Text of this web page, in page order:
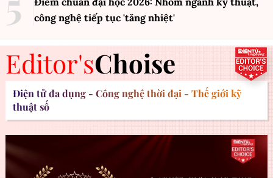
công nghệ tiếp tục 'tăng nhiệt'
Editor'sChoise
Điện tử đa dụng - Công nghệ thời đại - Thế giới kỹ
thuật số